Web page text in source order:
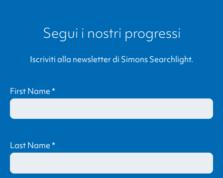
Segui i nostri progressi
Iscriviti alla newsletter di Simons Searchlight.
First Name*
Last Name*